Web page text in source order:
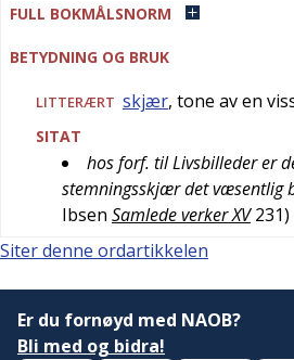
FULL BOKMÅLSNORM
BETYDNING OG BRUK
LITTERÆRT skjær, tone av en
SITAT
hos forf. til Livsbilleder er
stemningsskjær det væsentlig
Ibsen Samlede verker XV 231)
Siter denne ordartikkelen
Er du fornøyd med NAOB?
Bli med og bidra!